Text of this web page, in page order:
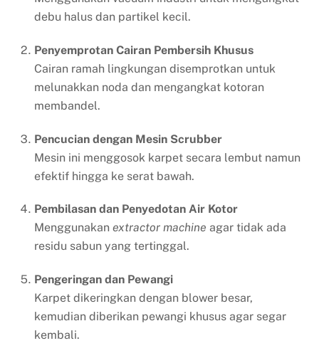
debu halus dan partikel kecil.
Penyemprotan Cairan Pembersih Khusus
Cairan ramah lingkungan disemprotkan untuk
melunakkan noda dan mengangkat kotoran
membandel.
Pencucian dengan Mesin Scrubber
Mesin ini menggosok karpet secara lembut namun
efektif hingga ke serat bawah.
Pembilasan dan Penyedotan Air Kotor
Menggunakan extractor machine agar tidak ada
residu sabun yang tertinggal.
Pengeringan dan Pewangi
Karpet dikeringkan dengan blower besar,
kemudian diberikan pewangi khusus agar segar
kembali.